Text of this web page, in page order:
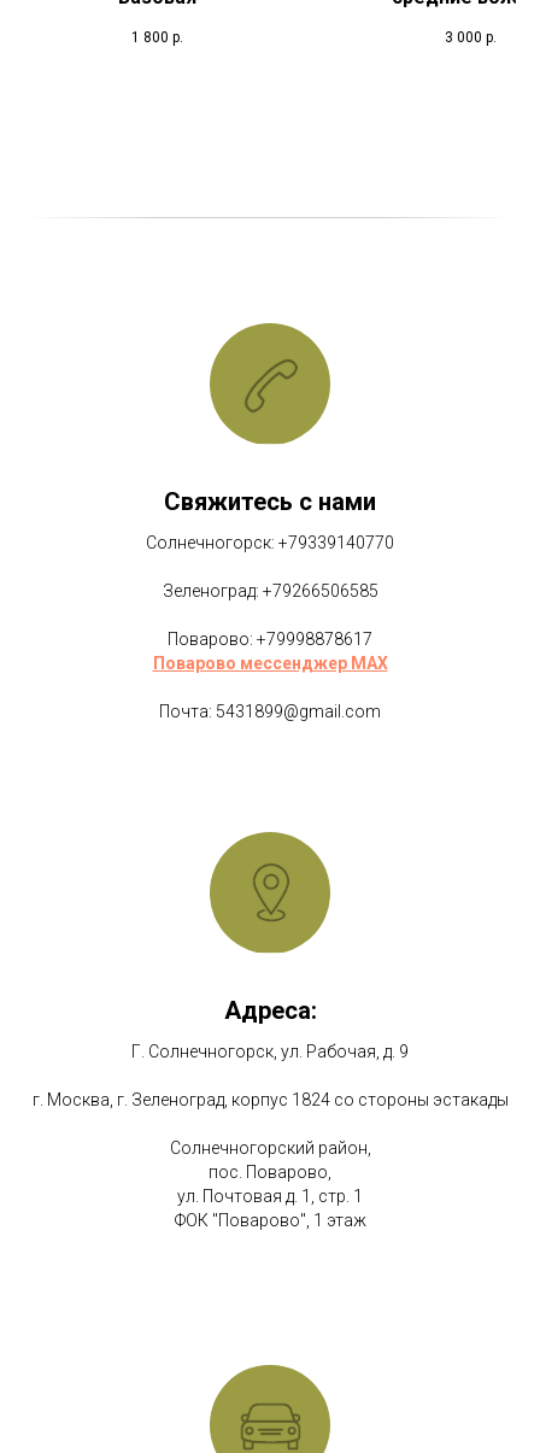
1 800 р. 3 000 р.
Свяжитесь с нами
Солнечногорск: +79339140770
Зеленоград: +79266506585
Поварово: +79998878617
Поварово мессенджер MAX
Почта: 5431899@gmail.com
Адреса:
Г. Солнечногорск, ул. Рабочая, д. 9
г. Москва, г. Зеленоград, корпус 1824 со стороны эстакады
Солнечногорский район,
пос. Поварово,
ул. Почтовая д. 1, стр. 1
ФОК "Поварово", 1 этаж